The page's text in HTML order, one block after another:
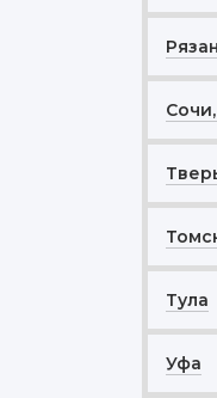
Тула
Уфа